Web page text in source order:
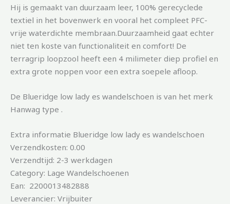
Hij is gemaakt van duurzaam leer, 100% gerecyclede
textiel in het bovenwerk en vooral het compleet PFC-
vrije waterdichte membraan.Duurzaamheid gaat echter
niet ten koste van functionaliteit en comfort! De
terragrip loopzool heeft een 4 milimeter diep profiel en
extra grote noppen voor een extra soepele afloop.
De Blueridge low lady es wandelschoen is van het merk
Hanwag type .
Extra informatie Blueridge low lady es wandelschoen
Verzendkosten: 0.00
Verzendtijd: 2-3 werkdagen
Category: Lage Wandelschoenen
Ean: 2200013482888
Leverancier: Vrijbuiter